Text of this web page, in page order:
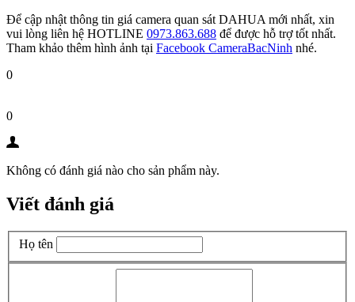
Để cập nhật thông tin giá camera quan sát DAHUA mới nhất, xin
vui lòng liên hệ HOTLINE 0973.863.688 để được hỗ trợ tốt nhất.
Tham khảo thêm hình ảnh tại Facebook CameraBacNinh nhé.
0
0
Không có đánh giá nào cho sản phẩm này.
Viết đánh giá
Họ tên